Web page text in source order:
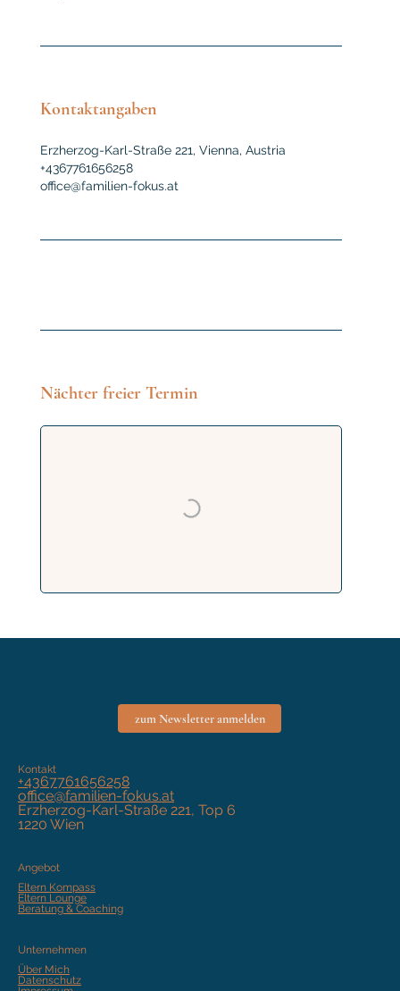
Kontaktangaben
Erzherzog-Karl-Straße 221, Vienna, Austria
+4367761656258
office@familien-fokus.at
Nächter freier Termin
Kontakt
+4367761656258
office@familien-fokus.at
Erzherzog-Karl-Straße 221, Top 6
1220 Wien
Angebot
Eltern Kompass
Eltern Lounge
Beratung & Coaching
Unternehmen
Über Mich
Datenschutz
zum Newsletter anmelden